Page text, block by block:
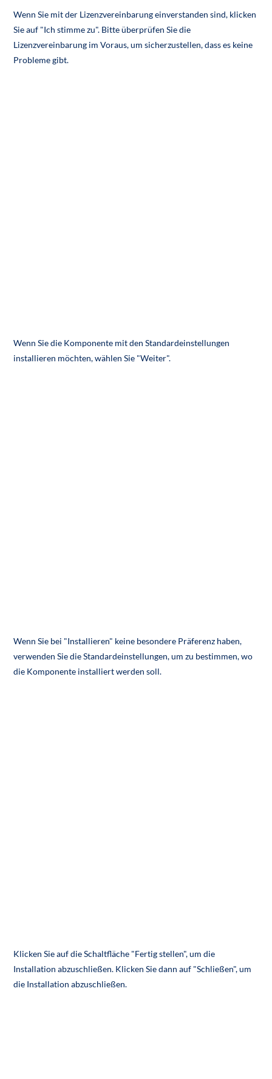
Wenn Sie mit der Lizenzvereinbarung einverstanden sind, klicken
Sie auf "Ich stimme zu". Bitte überprüfen Sie die
Lizenzvereinbarung im Voraus, um sicherzustellen, dass es keine
Probleme gibt.
Wenn Sie die Komponente mit den Standardeinstellungen
installieren möchten, wählen Sie "Weiter".
Wenn Sie bei "Installieren" keine besondere Präferenz haben,
verwenden Sie die Standardeinstellungen, um zu bestimmen, wo
die Komponente installiert werden soll.
Klicken Sie auf die Schaltfläche "Fertig stellen", um die
Installation abzuschließen. Klicken Sie dann auf "Schließen", um
die Installation abzuschließen.